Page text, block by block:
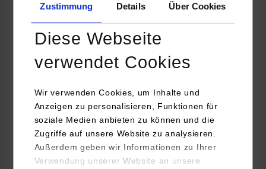
Zustimmung Details Über Cookies
Diese Webseite
verwendet Cookies
Wir verwenden Cookies, um Inhalte und
Anzeigen zu personalisieren, Funktionen für
soziale Medien anbieten zu können und die
Zugriffe auf unsere Website zu analysieren.
Außerdem geben wir Informationen zu Ihrer
Verwendung unserer Website an unsere
Eugen-Adolff-Str. 134
71522 Backnang
www.dbaudio.com
Yvonne Merklinger
yvonne.merklinger@dbaudio.com